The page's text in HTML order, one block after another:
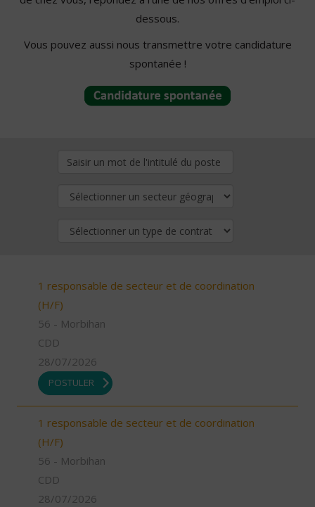
dessous.
Vous pouvez aussi nous transmettre votre candidature
spontanée !
1 responsable de secteur et de coordination
(H/F)
56 - Morbihan
CDD
28/07/2026
POSTULER
1 responsable de secteur et de coordination
(H/F)
56 - Morbihan
CDD
28/07/2026